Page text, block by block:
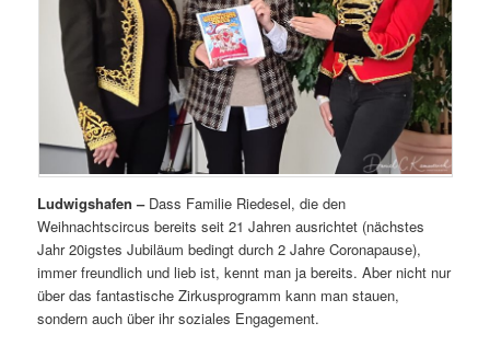
Ludwigshafen – Dass Familie Riedesel, die den
Weihnachtscircus bereits seit 21 Jahren ausrichtet (nächstes
Jahr 20igstes Jubiläum bedingt durch 2 Jahre Coronapause),
immer freundlich und lieb ist, kennt man ja bereits. Aber nicht nur
über das fantastische Zirkusprogramm kann man stauen,
sondern auch über ihr soziales Engagement.